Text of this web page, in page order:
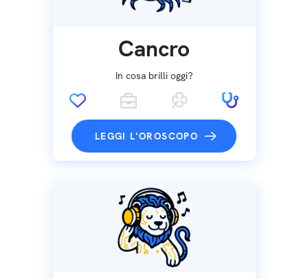
Cancro
In cosa brilli oggi?
LEGGI L'OROSCOPO